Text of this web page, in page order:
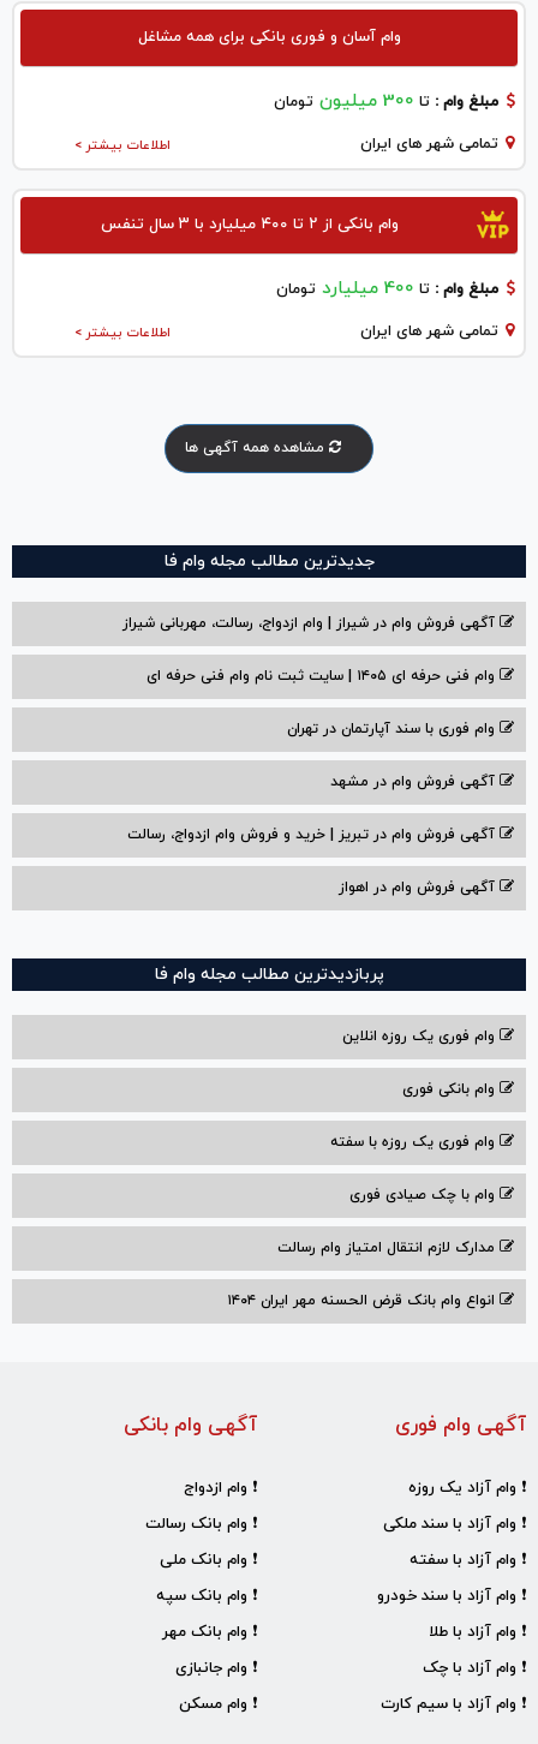
وام آسان و فوری بانکی برای همه مشاغل
مبلغ وام : تا 300 میلیون تومان
اطلاعات بیشتر > تمامی شهر های ایران
وام بانکی از ۲ تا ۴۰۰ میلیارد با ۳ سال تنفس
مبلغ وام : تا 400 میلیارد تومان
اطلاعات بیشتر > تمامی شهر های ایران
مشاهده همه آگهی ها
جدیدترین مطالب مجله وام فا
آگهی فروش وام در شیراز | وام ازدواج، رسالت، مهربانی شیراز
وام فنی حرفه ای ۱۴۰۵ | سایت ثبت نام وام فنی حرفه ای
وام فوری با سند آپارتمان در تهران
آگهی فروش وام در مشهد
آگهی فروش وام در تبریز | خرید و فروش وام ازدواج، رسالت
آگهی فروش وام در اهواز
پربازدیدترین مطالب مجله وام فا
وام فوری یک روزه انلاین
وام بانکی فوری
وام فوری یک روزه با سفته
وام با‌ چک صیادی‌ فوری
مدارک لازم انتقال امتیاز وام رسالت
انواع وام بانک قرض الحسنه مهر ایران ۱۴۰۴
آگهی وام بانکی
❗ وام ازدواج
❗ وام بانک رسالت
❗ وام بانک ملی
❗ وام بانک سپه
❗ وام بانک مهر
❗ وام جانبازی
❗ وام مسکن
آگهی وام فوری
❗ وام آزاد یک روزه
❗ وام آزاد با سند ملکی
❗ وام آزاد با سفته
❗ وام آزاد با سند خودرو
❗ وام آزاد با طلا
❗ وام آزاد با چک
❗ وام آزاد با سیم کارت